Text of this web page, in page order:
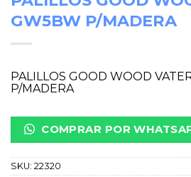
GW5BW P/MADERA
PALILLOS GOOD WOOD
P/MADERA
COMPRAR POR
SKU: 22320